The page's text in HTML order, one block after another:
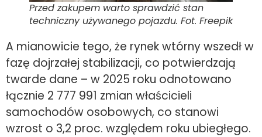
Przed zakupem warto sprawdzić stan
techniczny używanego pojazdu. Fot. Freepik
A mianowicie tego, że rynek wtórny wszedł w
fazę dojrzałej stabilizacji, co potwierdzają
twarde dane – w 2025 roku odnotowano
łącznie 2 777 991 zmian właścicieli
samochodów osobowych, co stanowi
wzrost o 3,2 proc. względem roku ubiegłego.